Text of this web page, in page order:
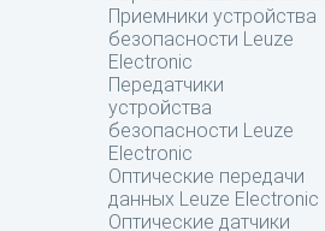
Приемники устройства
безопасности Leuze
Electronic
Передатчики
устройства
безопасности Leuze
Electronic
Оптические передачи
данных Leuze Electronic
Оптические датчики